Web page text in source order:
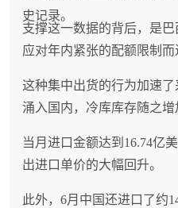
史记录。
支撑这一数据的背后，是
应对年内紧张的配额限制而
这种集中出货的行为加速
涌入国内，冷库库存随之增
当月进口金额达到16.74亿
出进口单价的大幅回升。
此外，6月中国还进口了约